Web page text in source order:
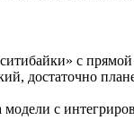
с
достаточно
модели с